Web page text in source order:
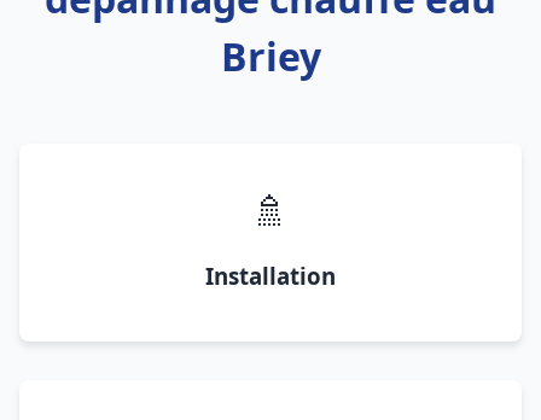
Briey
🚿
Installation